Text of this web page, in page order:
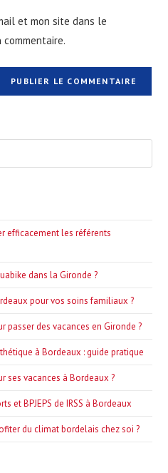
et mon site dans le
efficacement les référents
dans la Gironde ?
pour vos soins familiaux ?
des vacances en Gironde ?
à Bordeaux : guide pratique
ses vacances à Bordeaux ?
et BPJEPS de IRSS à Bordeaux
du climat bordelais chez soi ?